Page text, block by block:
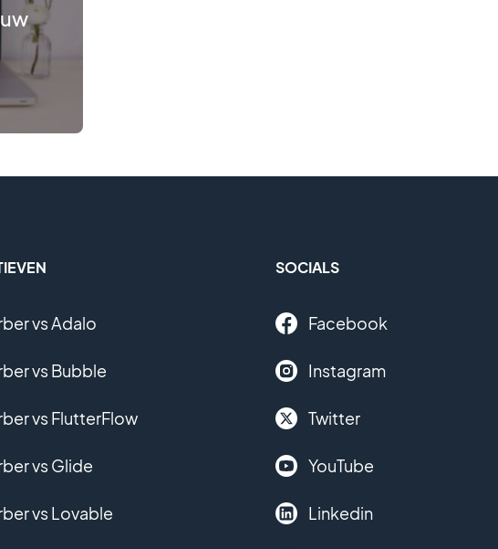
vs Adalo
vs Bubble
vs FlutterFlow
vs Glide
vs Lovable
SOCIALS
Facebook
Instagram
Twitter
YouTube
Linkedin